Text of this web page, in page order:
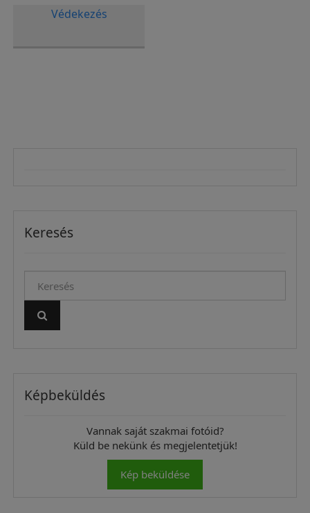
Védekezés
Keresés
Képbeküldés
Vannak saját szakmai fotóid?
Küld be nekünk és megjelentetjük!
Kép beküldése